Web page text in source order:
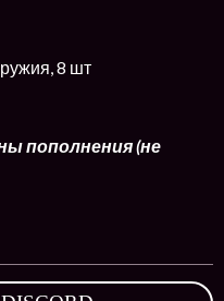
8 шт
пополнения (не